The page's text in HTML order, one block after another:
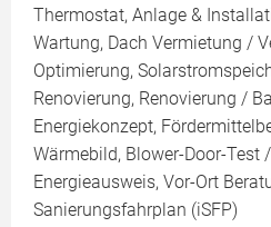
Thermostat, Anlage &
Wartung, Dach Vermietung /
Optimierung,
Renovierung, Renovierung /
Energiekonzept,
Wärmebild, Blower-Door-Test
Energieausweis, Vor-Ort
Sanierungsfahrplan (iSFP)